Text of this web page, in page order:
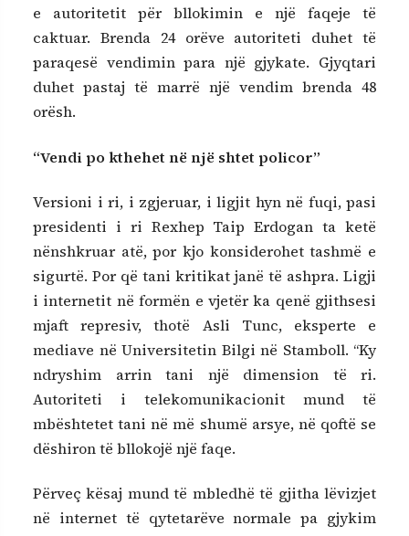
e autoritetit për bllokimin e një faqeje të
caktuar. Brenda 24 orëve autoriteti duhet të
paraqesë vendimin para një gjykate. Gjyqtari
duhet pastaj të marrë një vendim brenda 48
orësh.
“Vendi po kthehet në një shtet policor”
Versioni i ri, i zgjeruar, i ligjit hyn në fuqi, pasi
presidenti i ri Rexhep Taip Erdogan ta ketë
nënshkruar atë, por kjo konsiderohet tashmë e
sigurtë. Por që tani kritikat janë të ashpra. Ligji
i internetit në formën e vjetër ka qenë gjithsesi
mjaft represiv, thotë Asli Tunc, eksperte e
mediave në Universitetin Bilgi në Stamboll. “Ky
ndryshim arrin tani një dimension të ri.
Autoriteti i telekomunikacionit mund të
mbështetet tani në më shumë arsye, në qoftë se
dëshiron të bllokojë një faqe.
Përveç kësaj mund të mbledhë të gjitha lëvizjet
në internet të qytetarëve normale pa gjykim